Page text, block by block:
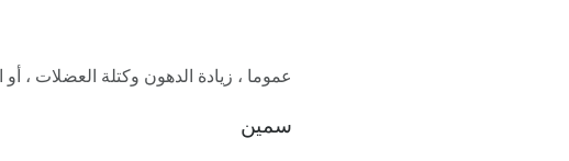
عموما ، زيادة الدهون وكتلة العضلات ،
سمين